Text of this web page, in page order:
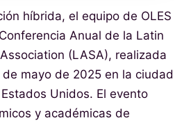
híbrida, el equipo de OLES
Anual de la Latin
(LASA), realizada
mayo de 2025 en la ciudad
Unidos. El evento
y académicas de